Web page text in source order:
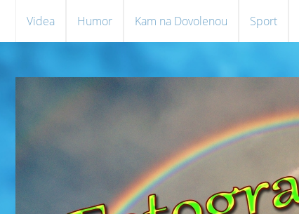
Videa Humor Kam na Dovolenou Sport